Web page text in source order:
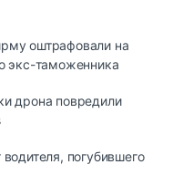
оштрафовали на
экс-таможенника
дрона повредили
погубившего